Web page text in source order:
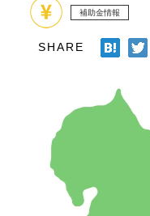
補助金情報
SHARE